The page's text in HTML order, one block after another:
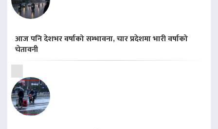
आज पनि देशभर वर्षाको सम्भावना, चार प्रदेशमा भारी वर्षाको
चेतावनी